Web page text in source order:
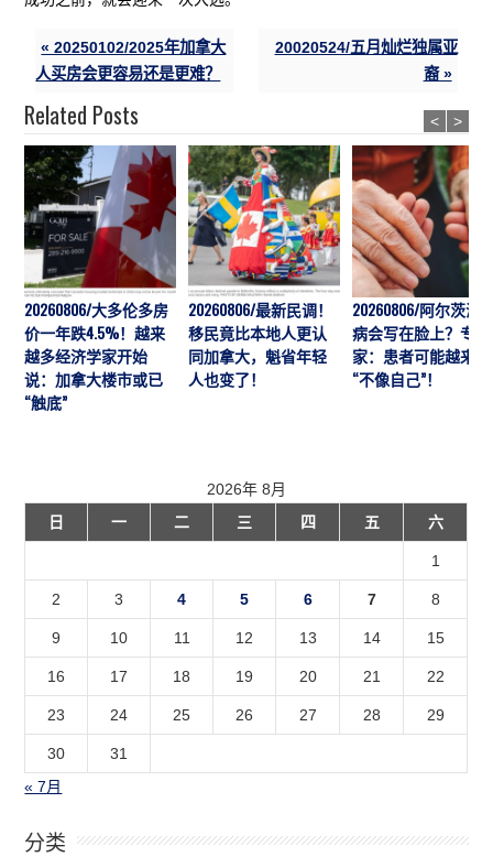
« 20250102/2025年加拿大
人买房会更容易还是更难？
20020524/五月灿烂独属亚
裔 »
Related Posts
20260806/大多伦多房
价一年跌4.5%！越来
越多经济学家开始
说：加拿大楼市或已
“触底”
20260806/最新民调！
移民竟比本地人更认
同加拿大，魁省年轻
人也变了！
20260806/阿尔茨海
病会写在脸上？专
家：患者可能越来越
“不像自己”！
< >
2026年 8月
日
一 二 三 四 五 六
1
2 3 4 5 6 7 8
9 10 11 12 13 14 15
16 17 18 19 20 21 22
23 24 25 26 27 28 29
30
31
« 7月
分类